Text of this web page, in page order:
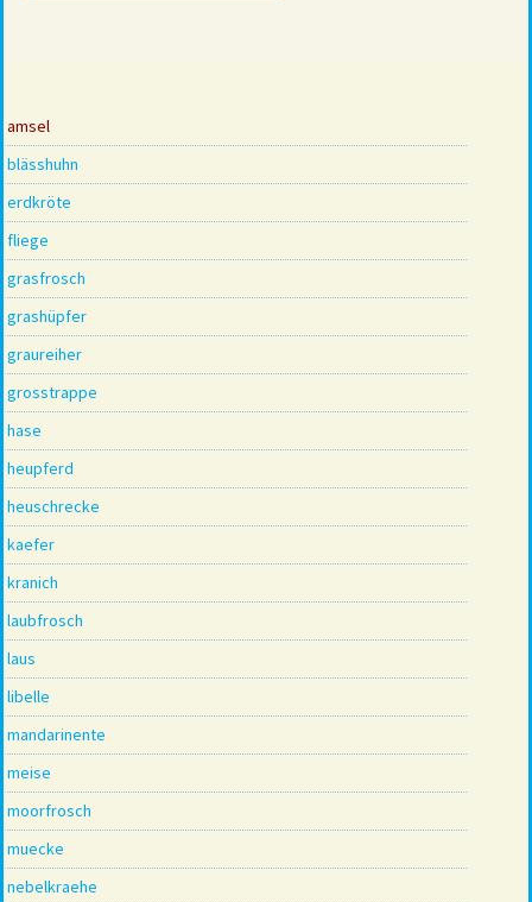
amsel
blässhuhn
erdkröte
fliege
grasfrosch
grashüpfer
graureiher
grosstrappe
hase
heupferd
heuschrecke
kaefer
kranich
laubfrosch
laus
libelle
mandarinente
meise
moorfrosch
muecke
nebelkraehe